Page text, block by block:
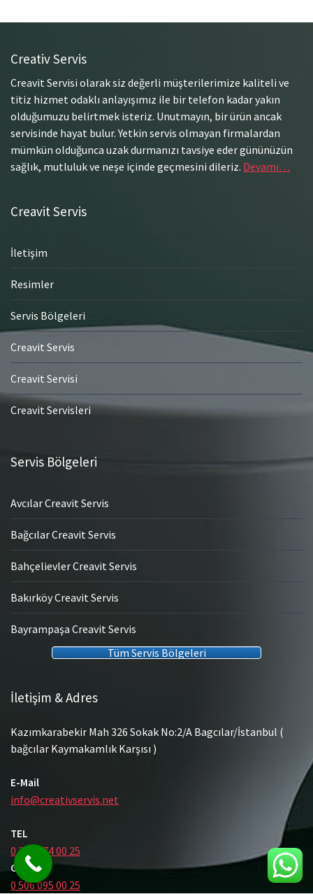
Creativ Servis
Creavit Servisi olarak siz değerli müşterilerimize kaliteli ve
titiz hizmet odaklı anlayışımız ile bir telefon kadar yakın
olduğumuzu belirtmek isteriz. Unutmayın, bir ürün ancak
servisinde hayat bulur. Yetkin servis olmayan firmalardan
mümkün olduğunca uzak durmanızı tavsiye eder gününüzün
sağlık, mutluluk ve neşe içinde geçmesini dileriz. Devamı…
Creavit Servis
İletişim
Resimler
Servis Bölgeleri
Creavit Servis
Creavit Servisi
Creavit Servisleri
Servis Bölgeleri
Avcılar Creavit Servis
Bağcılar Creavit Servis
Bahçelievler Creavit Servis
Bakırköy Creavit Servis
Bayrampaşa Creavit Servis
Tüm Servis Bölgeleri
İletişim & Adres
Kazımkarabekir Mah 326 Sokak No:2/A Bagcılar/İstanbul (
bağcılar Kaymakamlık Karşısı )
E-Mail
info@creativservis.net
TEL
0 212 474 00 25
GSM
0 506 095 00 25